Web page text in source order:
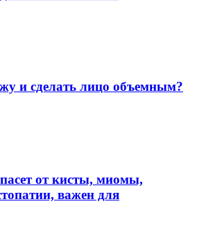
и сделать лицо объемным?
от кисты, миомы,
важен для